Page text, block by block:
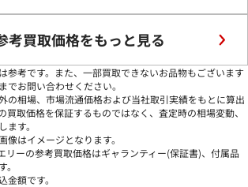
トゥ ネックレス
プ
116,000円
考買取価格をもっと見る
参考です。また、一部買取できないお品物もございます
でお問い合わせください。
の相場、市場流通価格および当社取引実績をもとに算出
買取価格を保証するものではなく、査定時の相場変動、
す。
はイメージとなります。
ーの参考買取価格はギャランティー(保証書)、付属品
額です。